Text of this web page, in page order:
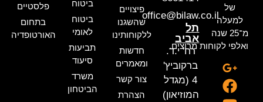
של
למעלה
מ־25 שנה
ואלפי לקוחות מרוצים.
פיצויים
שהשגנו
ללקוחותינו
חדשות
ומאמרים
צור קשר
הצהרת
ביטוח
ביטוח
לאומי
תביעות
סיעוד
משרד
הביטחון
פלסטיים
בתחום
האורטופדיה
office@bilaw.co.il
תל
אביב
רח' י.ד.
ברקוביץ'
4 (מגדל
המוזיאון)